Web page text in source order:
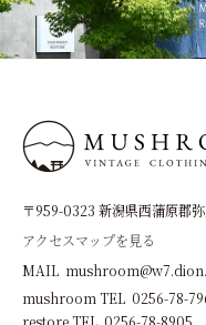
〒959-0323 新潟県西蒲原郡
アクセスマップを見る
MAIL
mushroom TEL 0256-78-
restore TEL 0256-78-8905